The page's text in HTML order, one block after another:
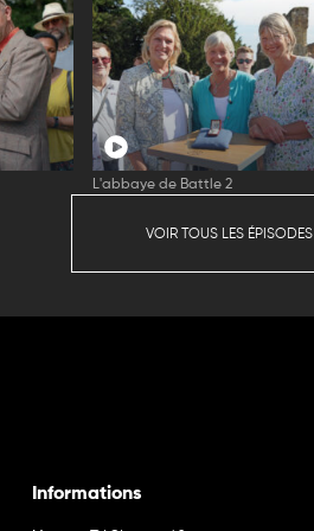
L'abbaye de Battle 2
VOIR TOUS LES ÉPISODES
Informations